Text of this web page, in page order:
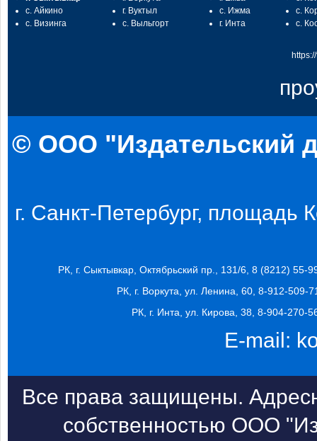
с. Айкино
с. Визинга
г. Вуктыл
с. Выльгорт
с. Ижма
г. Инта
с.
с.
© ООО "Издательский
г. Санкт-Петербург, площадь
РК, г. Сыктывкар, Октябрьский пр., 131/6, 8 (8212) 55-
РК, г. Воркута, ул. Ленина, 60, 8-912-509-
РК, г. Инта, ул. Кирова, 38, 8-904-270-
E-mail:
Все права защищены.
собственностью ООО